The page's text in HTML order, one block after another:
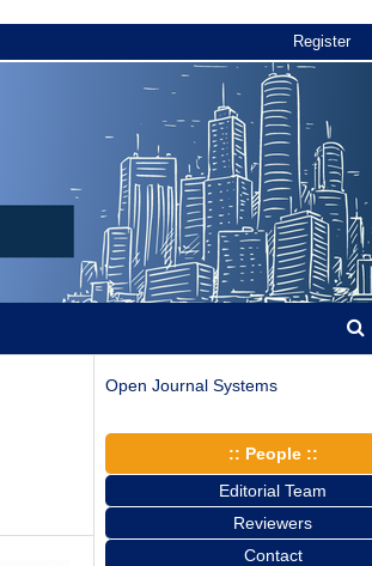
Register
Open Journal Systems
:: People ::
Editorial Team
Reviewers
Contact